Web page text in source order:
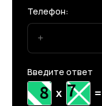
Телефон:
Введите ответ
x =